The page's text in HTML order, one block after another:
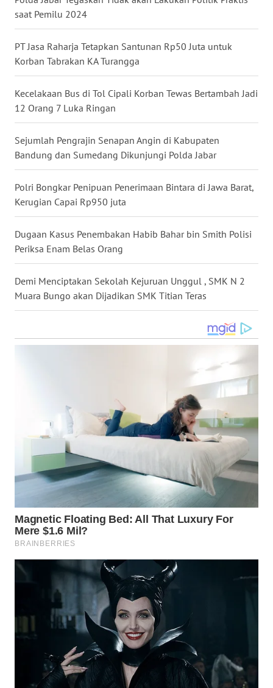
saat Pemilu 2024
PT Jasa Raharja Tetapkan Santunan Rp50 Juta untuk
Korban Tabrakan KA Turangga
Kecelakaan Bus di Tol Cipali Korban Tewas Bertambah Jadi
12 Orang 7 Luka Ringan
Sejumlah Pengrajin Senapan Angin di Kabupaten
Bandung dan Sumedang Dikunjungi Polda Jabar
Polri Bongkar Penipuan Penerimaan Bintara di Jawa Barat,
Kerugian Capai Rp950 juta
Dugaan Kasus Penembakan Habib Bahar bin Smith Polisi
Periksa Enam Belas Orang
Demi Menciptakan Sekolah Kejuruan Unggul , SMK N 2
Muara Bungo akan Dijadikan SMK Titian Teras
WN
BABEL
WN
SUMBAR
WN
SUMSEL
WN
WN
LAMPUNG
JATENG
WN
NUSANTARA
JOGJA
BALI
WN
KALBAR
KALTENG
WN
KALTARA
KALSEL
KALTIM